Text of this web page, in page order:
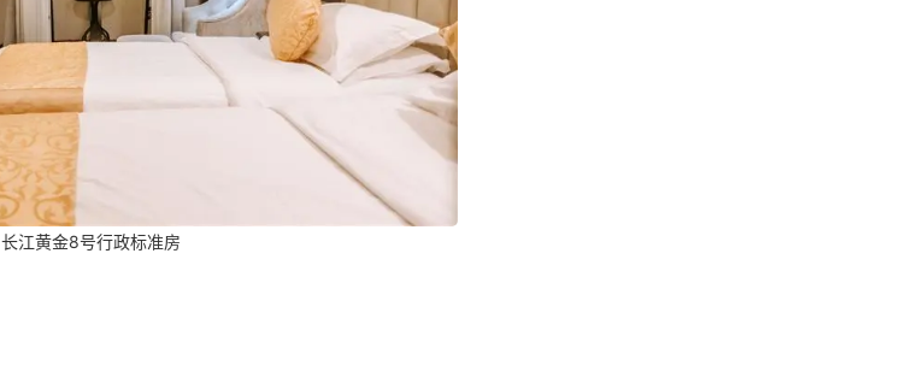
长江黄金8号行政标准房